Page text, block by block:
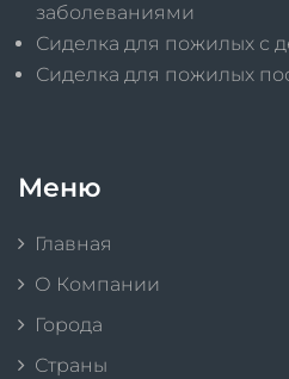
заболеваниями
Сиделка для пожилых с
Сиделка для пожилых
Меню
Главная
О Компании
Города
Страны